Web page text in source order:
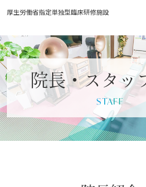
厚生労働省指定単独型臨床研修施設
院長・スタッ
STAFF